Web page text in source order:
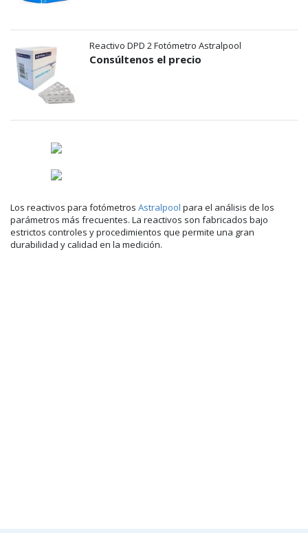
Reactivo DPD 2 Fotómetro Astralpool
Consúltenos el precio
Los reactivos para fotómetros Astralpool para el análisis de los
parámetros más frecuentes. La reactivos son fabricados bajo
estrictos controles y procedimientos que permite una gran
durabilidad y calidad en la medición.